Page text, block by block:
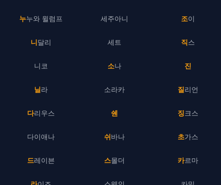
누누와 윌럼프
니달리
니코
닐라
다리우스
다이애나
드레이븐
세주아니
세트
소나
소라카
쉔
쉬바나
스몰더
조이
직스
진
질리언
징크스
초가스
카르마